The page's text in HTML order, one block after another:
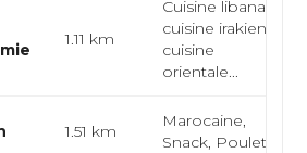
1.11 km
Cuisine libanaise,
cuisine irakienne,
cuisine
orientale...
1.51 km
Marocaine,
Snack, Poulet frit